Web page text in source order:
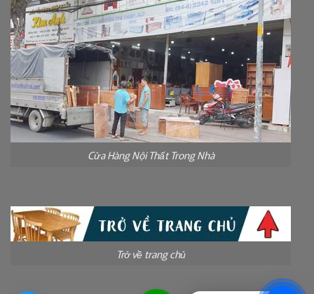
Cửa Hàng Nội Thất Trong Nhà
Trở về trang chủ